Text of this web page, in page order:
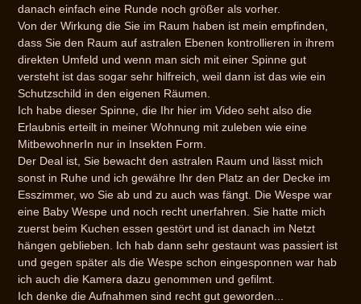
danach einfach eine Runde noch größer als vorher.
Von der Wirkung die Sie im Raum haben ist mein empfinden,
dass Sie den Raum auf astralen Ebenen kontrollieren in ihrem
direkten Umfeld und wenn man sich mit einer Spinne gut
versteht ist das sogar sehr hilfreich, weil dann ist das wie ein
Schutzschild in den eigenen Räumen.
Ich habe dieser Spinne, die Ihr hier im Video seht also die
Erlaubnis erteilt in meiner Wohnung mit zuleben wie eine
MitbewohnerIn nur in Insekten Form.
Der Deal ist, Sie bewacht den astralen Raum und lässt mich
sonst in Ruhe und ich gewähre Ihr den Platz an der Decke im
Esszimmer, wo Sie ab und zu auch was fängt. Die Wespe war
eine Baby Wespe und noch recht unerfahren. Sie hatte mich
zuerst beim Kuchen essen gestört und ist danach im Netzt
hängen geblieben. Ich hab dann sehr gestaunt was passiert ist
und gegen später als die Wespe schon eingesponnen war hab
ich auch die Kamera dazu genommen und gefilmt.
Ich denke die Aufnahmen sind recht gut geworden...